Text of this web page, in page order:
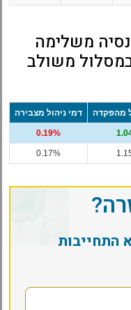
משלימה
משולב
מהפקדה דמי ניהול מצבירה
0.19%
0.17%
התחייבות